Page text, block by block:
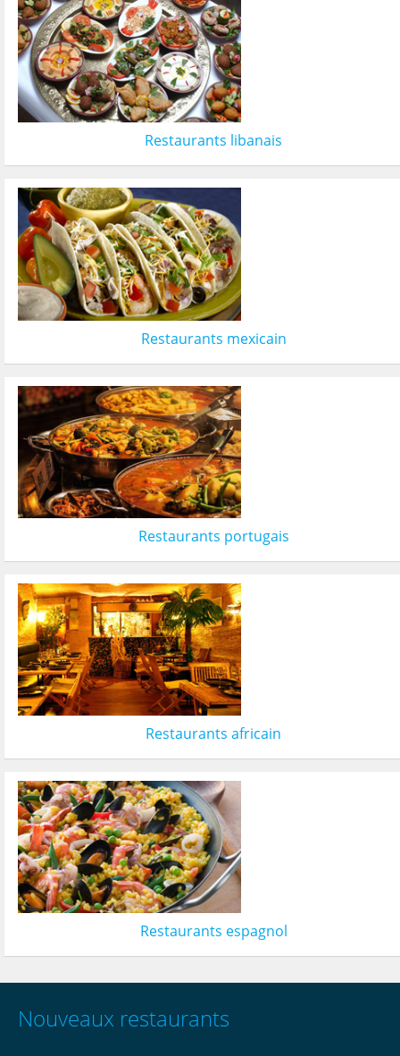
Restaurants libanais
Restaurants mexicain
Restaurants portugais
Restaurants africain
Restaurants espagnol
Nouveaux restaurants